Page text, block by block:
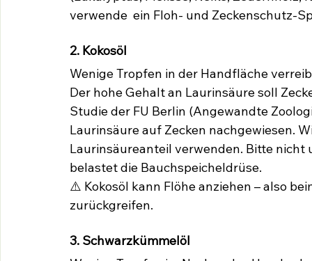
verwende  ein Floh- und Zeckenschutz-
2. Kokosöl
Wenige Tropfen in der Handfläche
Der hohe Gehalt an Laurinsäure soll
Studie der FU Berlin (Angewandte
Laurinsäure auf Zecken nachgewiesen.
Laurinsäureanteil verwenden. Bitte
belastet die Bauchspeicheldrüse.
⚠️ Kokosöl kann Flöhe anziehen – also
zurückgreifen.
3. Schwarzkümmelöl